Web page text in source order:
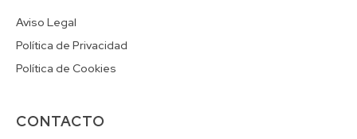
Aviso Legal
Política de Privacidad
Política de Cookies
CONTACTO